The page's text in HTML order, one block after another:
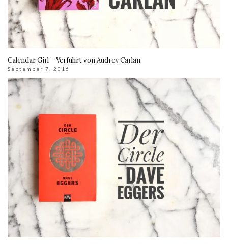
Calendar Girl – Verführt von Audrey Carlan
September 7, 2016